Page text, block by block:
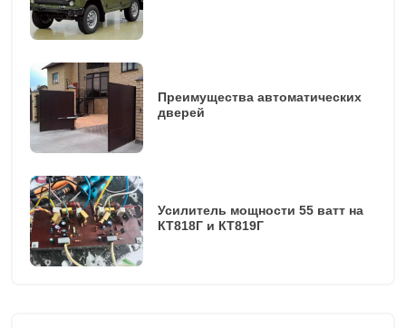
Преимущества автоматических
дверей
Усилитель мощности 55 ватт на
КТ818Г и КТ819Г